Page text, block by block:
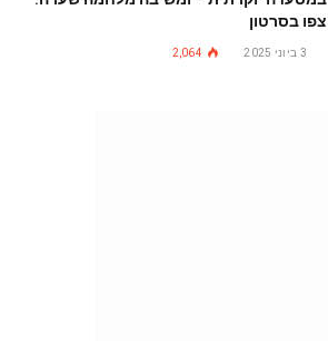
צפו בסרטון
3 ביוני 2025 2,064